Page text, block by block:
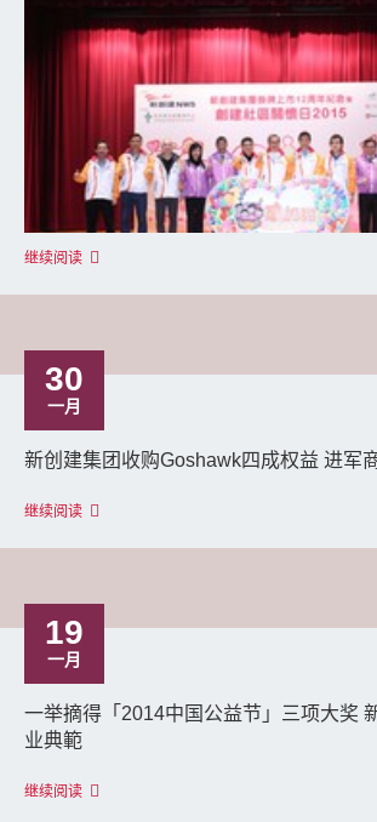
继续阅读
30
一月
新创建集团收购Goshawk四成权益 进军
继续阅读
19
一月
一举摘得「2014中国公益节」三项大奖
业典範
继续阅读